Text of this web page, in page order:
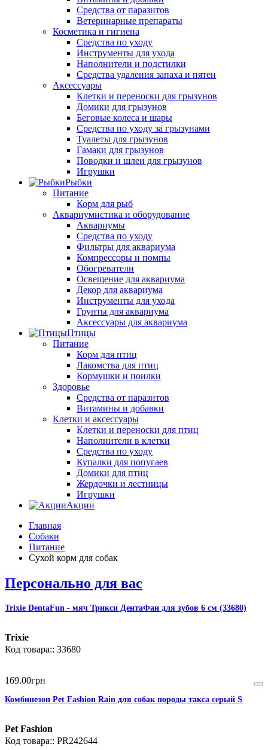
Средства от паразитов
Ветеринарные препараты
Косметика и гигиена
Средства по уходу
Инструменты для ухода
Наполнители и подстилки
Средства удаления запаха и пятен
Аксессуары
Клетки и переноски для грызунов
Домики для грызунов
Беговые колеса и шары
Средства по уходу за грызунами
Туалеты для грызунов
Гамаки для грызунов
Поводки и шлеи для грызунов
Игрушки
Рыбки
Питание
Корм для рыб
Аквариумистика и оборудование
Аквариумы
Средства по уходу
Фильтры для аквариума
Компрессоры и помпы
Обогреватели
Освещение для аквариума
Декор для аквариума
Инструменты для ухода
Грунты для аквариума
Аксессуары для аквариума
Птицы
Питание
Корм для птиц
Лакомства для птиц
Кормушки и поилки
Здоровье
Средства от паразитов
Витамины и добавки
Клетки и аксессуары
Клетки и переноски для птиц
Наполнители в клетки
Средства по уходу
Купалки для попугаев
Домики для птиц
Жердочки и лестницы
Игрушки
Акции
Главная
Собаки
Питание
Сухой корм для собак
Персонально для вас
Trixie DentaFun - мяч Трикси ДентаФан для зубов 6 см (33680)
Trixie
33680
169.00грн
Комбинезон Pet Fashion Rain для собак породы такса серый S
Pet Fashion
PR242644